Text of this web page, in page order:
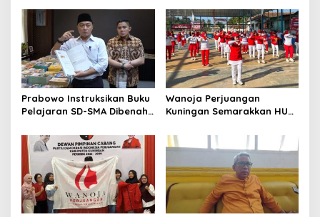
Prabowo Instruksikan Buku
Pelajaran SD-SMA Dibenahi,
sebagai Referensi
Wanoja Perjuangan
Kuningan Semarakkan HUT
Perempuan Harus Sehat
dan Berdaya